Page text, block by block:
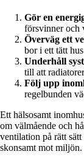
Gör en
försvinner och
Överväg ett
bor i ett tätt
Underhåll
till att
Följ upp
regelbunden
Ett hälsosamt
om välmående och
ventilation på rätt
skonsamt mot miljön.